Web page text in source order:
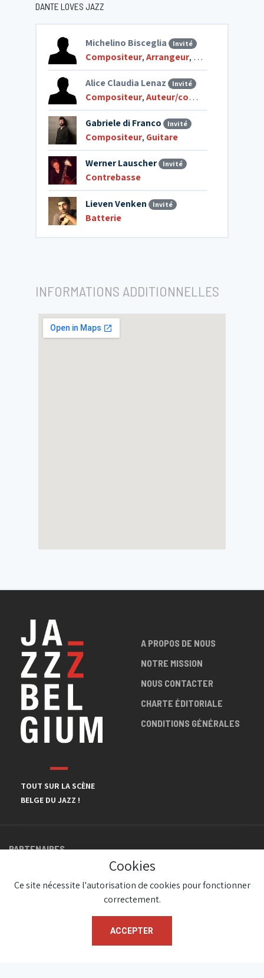
DANTE LOVES JAZZ
Michelino Bisceglia Invité
Compositeur,Arrangeur, Auteur/
Alice Claudia Lenaz Invité
Compositeur,Auteur/compositeur de chansons
Gabriele di Franco Invité
Compositeur, Guitare
Werner Lauscher Invité
Contrebasse
Lieven Venken Invité
Batterie
INFORMATIONS ADDITIONNELLES
TOUT SUR LA SCÈNE
BELGE DU JAZZ !
A PROPOS DE NOUS
NOTRE MISSION
NOUS CONTACTER
CHARTE ÉDITORIALE
CONDITIONS GÉNÉRALES
PARTENAIRES
© JazzInBelgium 2026 ( Version 1.1.2)
Cookies
Ce site nécessite l'autorisation de cookies pour fonctionner
correctement.
ACCEPTER